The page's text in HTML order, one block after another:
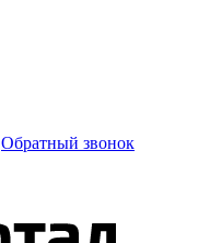
Обратный звонок